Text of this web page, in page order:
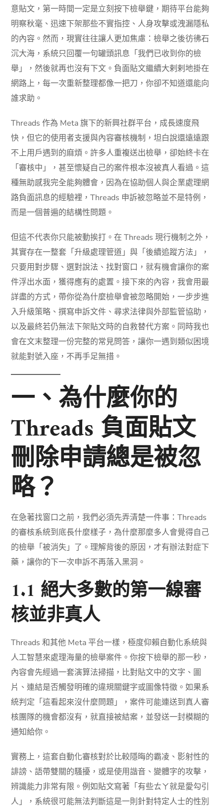
意貼文，第一時間一定是立刻按下檢舉鍵，期待平台能夠
明察秋毫、迅速下架那些不實指控、人身攻擊或洩漏隱私
的內容。然而，現實往往讓人更加焦慮：檢舉之後彷彿石
沉大海，系統只回覆一句罐頭訊息「我們已收到你的檢
舉」，然後就再也沒有下文。負面貼文繼續大剌剌地掛在
網路上，每一次重新整理都像一把刀，你卻不知道還能向
誰求助。
Threads 作為 Meta 旗下的新興社群平台，成長速度飛
快，但它的使用者支援與內容審核機制，坦白說還遠遠跟
不上用戶遇到的麻煩。許多人重複送出檢舉，卻始終卡在
「審核中」，甚至懷疑自己的案件根本沒被真人看過。這
種無助感我完全能夠體會，因為在協助個人與企業處理網
路負面訊息的經驗裡，Threads 申訴被忽略並不是特例，
而是一個普遍的結構性問題。
但這不代表你只能被動挨打。在 Threads 現行機制之外，
其實存在一整套「升級處理管道」與「後續追蹤方法」，
只要用對步驟、選對說法、找對窗口，就有機會讓你的案
件浮出水面，獲得應有的處置。接下來的內容，我會用最
詳盡的方式，帶你從為什麼檢舉會被忽略開始，一步步進
入升級策略、撰寫申訴文件、尋求法律與外部監管協助，
以及最終若仍無法下架貼文時的自救替代方案。同時我也
會在文末整理一份完整的常見問答，讓你一遇到類似困境
就能對號入座，不再手足無措。
一、為什麼你的
Threads 負面貼文
刪除申請總是被忽
略？
在急著找窗口之前，我們必須先弄清楚一件事：Threads
的審核系統到底長什麼樣子，為什麼那麼多人會覺得自己
的檢舉「被消失」了。理解背後的原因，才有辦法對症下
藥，讓你的下一次申訴不再落入黑洞。
1.1 絕大多數的第一線審
核並非真人
Threads 和其他 Meta 平台一樣，極度仰賴自動化系統與
人工智慧來處理海量的檢舉案件。你按下檢舉的那一秒，
內容會先經過一套演算法掃描，比對貼文中的文字、圖
片、連結是否觸發明確的違規關鍵字或圖像特徵。如果系
統判定「這看起來沒什麼問題」，案件可能連送到真人審
核團隊的機會都沒有，就直接被結案，並發送一封模糊的
通知給你。
實務上，這套自動化審核對於比較隱晦的霸凌、影射性的
誹謗、語帶雙關的騷擾，或是使用諧音、變體字的攻擊，
辨識能力非常有限。例如貼文寫著「有些ㄊㄚ就是愛勾引
人」，系統很可能無法判斷這是一則針對特定人士的性別